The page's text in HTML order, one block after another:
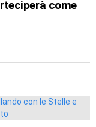
come